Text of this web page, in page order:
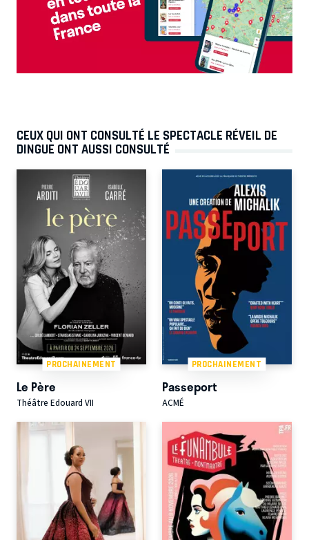
CEUX QUI ONT CONSULTÉ LE SPECTACLE RÉVEIL DE
DINGUE ONT AUSSI CONSULTÉ
PROCHAINEMENT
Le Père
Théâtre Edouard VII
PROCHAINEMENT
Passeport
ACMÉ